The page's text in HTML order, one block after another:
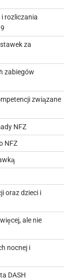
rozliczania
za
zabiegów
związane
NFZ
NFZ
oraz dzieci i
ale nie
nocnej i
DASH